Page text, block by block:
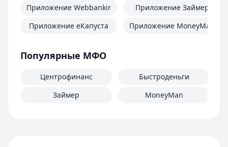
Приложение Webbankir
Приложение еКапуста
Приложение Займер
Приложение MoneyMan
Популярные МФО
Центрофинанс
Займер
Быстроденьги
MoneyMan